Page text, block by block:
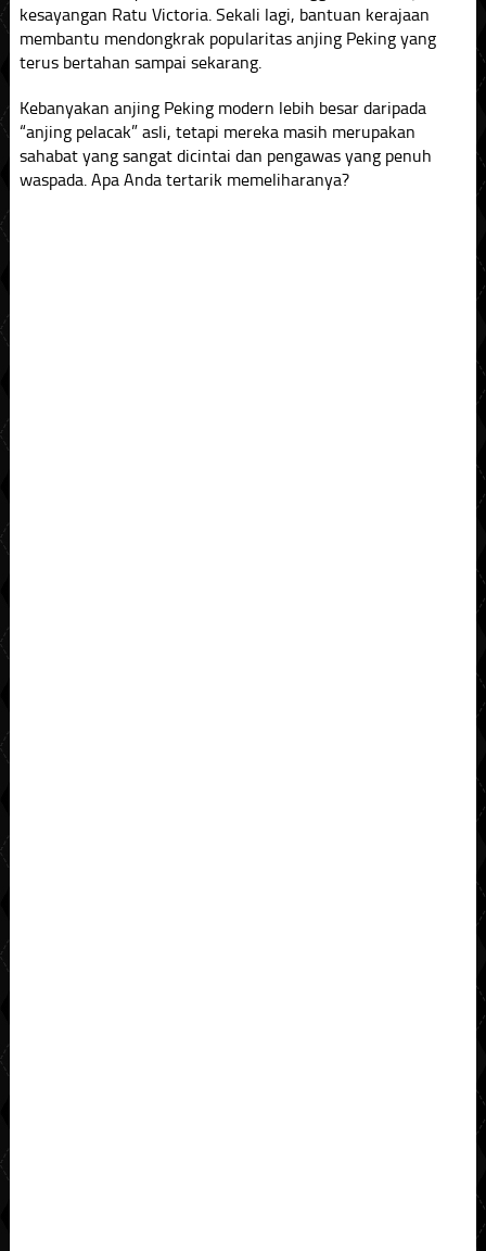
kesayangan Ratu Victoria. Sekali lagi, bantuan kerajaan
membantu mendongkrak popularitas anjing Peking yang
terus bertahan sampai sekarang.
Kebanyakan anjing Peking modern lebih besar daripada
“anjing pelacak” asli, tetapi mereka masih merupakan
sahabat yang sangat dicintai dan pengawas yang penuh
waspada. Apa Anda tertarik memeliharanya?